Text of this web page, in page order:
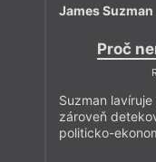
James Suzman
Proč
Suzman
zároveň
politicko-